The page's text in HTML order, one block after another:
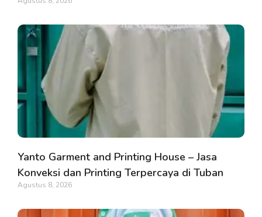
Yanto Garment and Printing House – Jasa
Konveksi dan Printing Terpercaya di Tuban
Agustus 8, 2026